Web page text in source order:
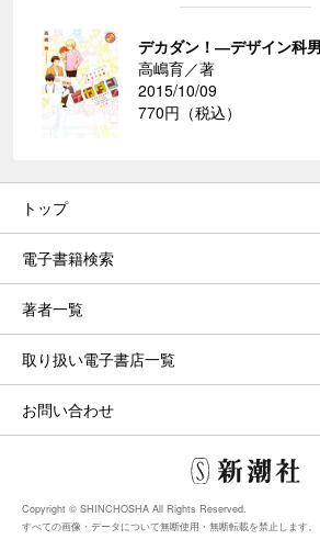
デカダン！―デザイン
高嶋育／著
2015/10/09
770円（税込）
トップ
電子書籍検索
著者一覧
取り扱い電子書店一覧
お問い合わせ
Copyright © SHINCHOSHA All Rights Reserved.
すべての画像・データについて無断使用・無断転載を禁止します。